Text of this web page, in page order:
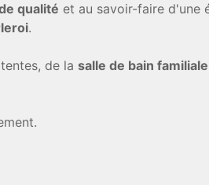
qualité et au savoir-faire d'une
.
de lasalle de bain familiale